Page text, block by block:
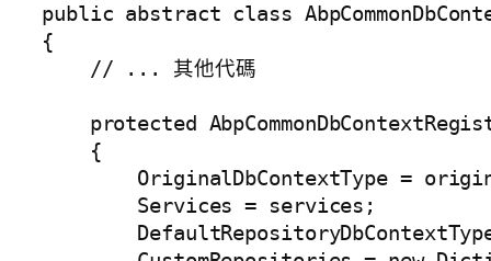
public abstract class
{
    // ... 其他代碼
protected
    {
OriginalDbContextType =
        Services = services;